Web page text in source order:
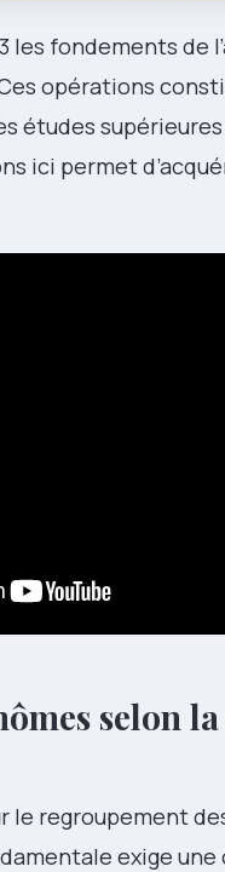
les fondements de
Ces opérations
études
ici permet
selon
le regroupement
exige